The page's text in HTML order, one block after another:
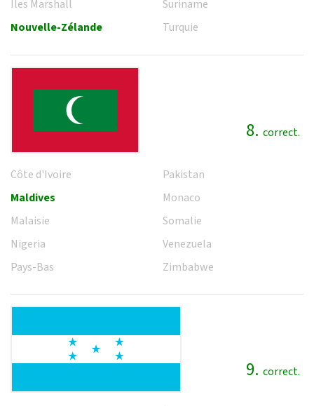
Îles Marshall
Nouvelle-Zélande
Suriname
Turquie
8. correct.
Côte d'Ivoire
Maldives
Malaisie
Nigeria
Pays-Bas
Pakistan
Monaco
Somalie
Venezuela
Zimbabwe
9. correct.